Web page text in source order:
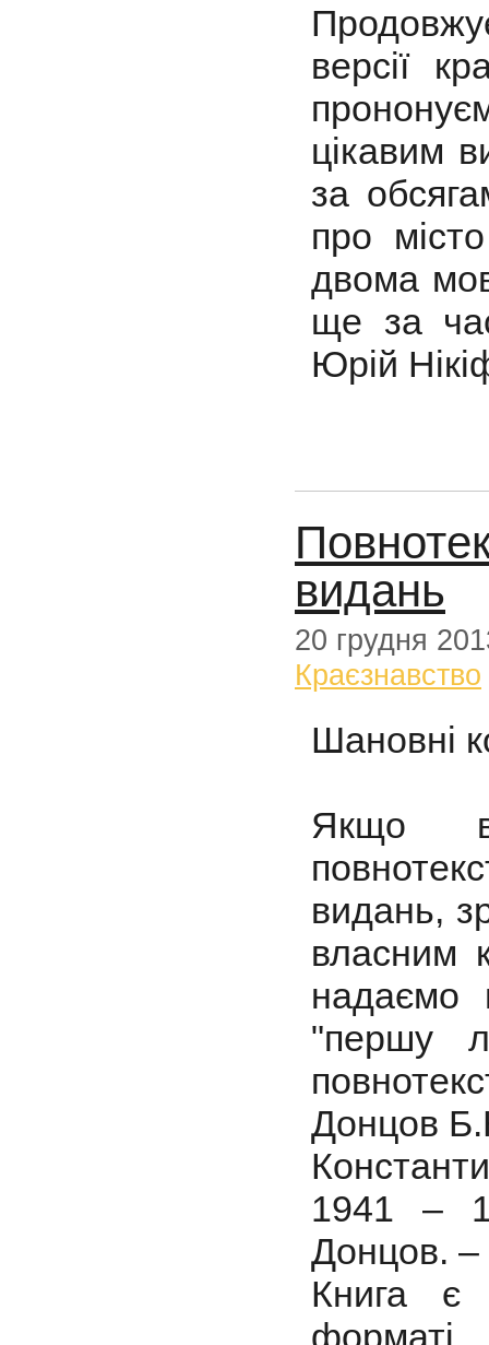
версії
цікавим
за
про
двома
ще за
Юрій
видань
20 грудня
Краєзнавство
Шановні
Якщо
видань,
власним
надаємо
"першу
Донцов
1941 –
Донцов. –
Книга є